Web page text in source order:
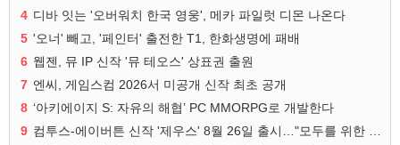
4 디바 잇는 '오버워치 한국 영웅', 메카 파일럿 디몬 나온다
5 '오너' 빼고, '페인터' 출전한 T1, 한화생명에 패배
6 웹젠, 뮤 IP 신작 '뮤 테오스' 상표권 출원
7 엔씨, 게임스컴 2026서 미공개 신작 최초 공개
8 ‘아키에이지 S: 자유의 해협’ PC MMORPG로 개발한다
9